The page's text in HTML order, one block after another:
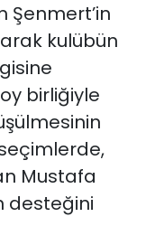
Şenmert’in
kulübün
birliğiyle
Mustafa
desteğini